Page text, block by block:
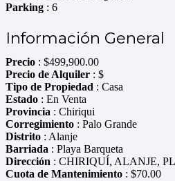
Parking : 6
Información General
Precio : $499,900.00
Precio de Alquiler : $
Tipo de Propiedad : Casa
Estado : En Venta
Provincia : Chiriqui
Corregimiento : Palo Grande
Distrito : Alanje
Barriada : Playa Barqueta
Dirección : CHIRIQUÍ, ALANJE,
Cuota de Mantenimiento : $70.00